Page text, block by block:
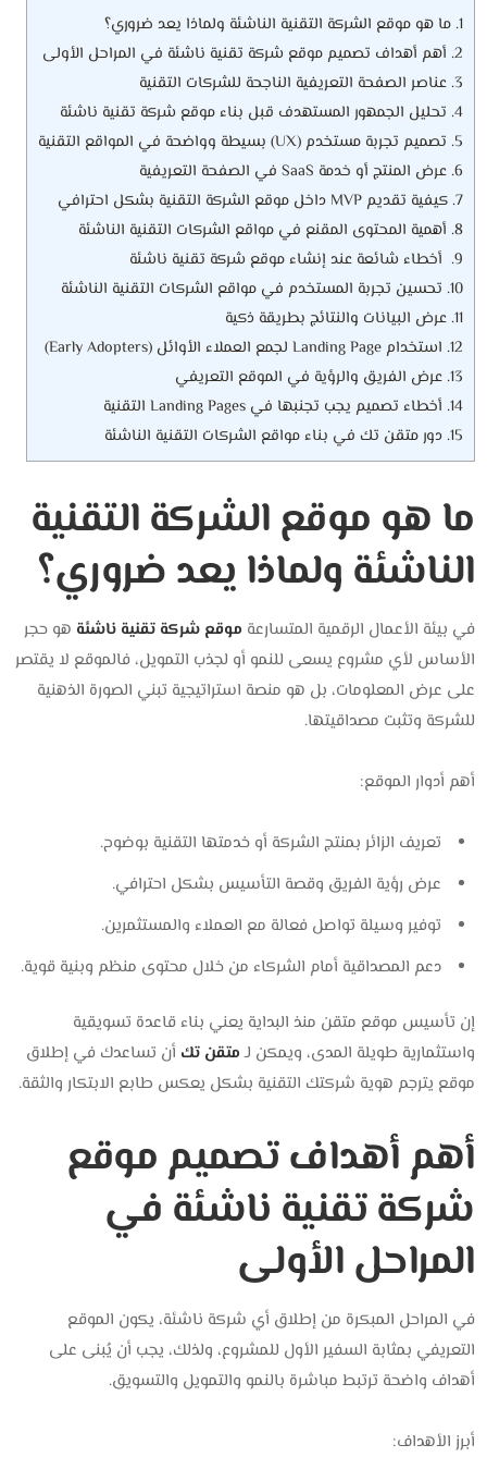
1. ما هو موقع الشركة التقنية الناشئة ولماذا يعد ضروري؟
2. أهم أهداف تصميم موقع شركة تقنية ناشئة في المراحل الأولى
3. عناصر الصفحة التعريفية الناجحة للشركات التقنية
4. تحليل الجمهور المستهدف قبل بناء موقع شركة تقنية ناشئة
5. تصميم تجربة مستخدم (UX) بسيطة وواضحة في المواقع التقنية
6. عرض المنتج أو خدمة SaaS في الصفحة التعريفية
7. كيفية تقديم MVP داخل موقع الشركة التقنية بشكل احترافي
8. أهمية المحتوى المقنع في مواقع الشركات التقنية الناشئة
9. أخطاء شائعة عند إنشاء موقع شركة تقنية ناشئة
10. تحسين تجربة المستخدم في مواقع الشركات التقنية الناشئة
11. عرض البيانات والنتائج بطريقة ذكية
12. استخدام Landing Page لجمع العملاء الأوائل (Early Adopters)
13. عرض الفريق والرؤية في الموقع التعريفي
14. أخطاء تصميم يجب تجنبها في Landing Pages التقنية
15. دور متقن تك في بناء مواقع الشركات التقنية الناشئة
ما هو موقع الشركة التقنية
الناشئة ولماذا يعد ضروري؟
في بيئة الأعمال الرقمية المتسارعة موقع شركة تقنية ناشئة هو حجر
الأساس لأي مشروع يسعى للنمو أو لجذب التمويل، فالموقع لا يقتصر
على عرض المعلومات، بل هو منصة استراتيجية تبني الصورة الذهنية
للشركة وتثبت مصداقيتها.
أهم أدوار الموقع:
تعريف الزائر بمنتج الشركة أو خدمتها التقنية بوضوح.
عرض رؤية الفريق وقصة التأسيس بشكل احترافي.
توفير وسيلة تواصل فعالة مع العملاء والمستثمرين.
دعم المصداقية أمام الشركاء من خلال محتوى منظم وبنية قوية.
إن تأسيس موقع متقن منذ البداية يعني بناء قاعدة تسويقية
واستثمارية طويلة المدى، ويمكن لـمتقن تك أن تساعدك في إطلاق
موقع يترجم هوية شركتك التقنية بشكل يعكس طابع الابتكار والثقة.
أهم أهداف تصميم موقع
شركة تقنية ناشئة في
المراحل الأولى
في المراحل المبكرة من إطلاق أي شركة ناشئة، يكون الموقع
التعريفي بمثابة السفير الأول للمشروع، ولذلك، يجب أن يُبنى على
أهداف واضحة ترتبط مباشرة بالنمو والتمويل والتسويق.
أبرز الأهداف: